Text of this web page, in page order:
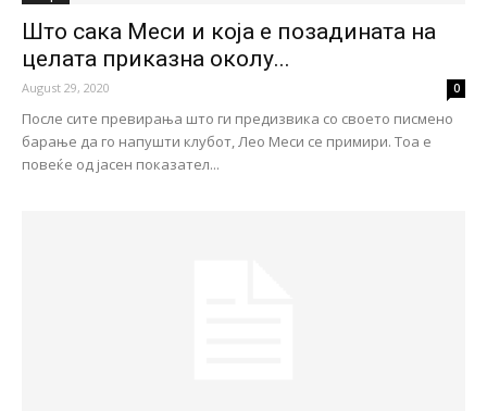
Што сака Меси и која е позадината на
целата приказна околу...
August 29, 2020 0
После сите превирања што ги предизвика со своето писмено
барање да го напушти клубот, Лео Меси се примири. Тоа е
повеќе од јасен показател...